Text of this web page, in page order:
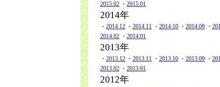
2015.02 ・ 2015.01
2014年
・ 2014.12 ・ 2014.11 ・ 2014.10 ・ 2014.09 ・
2014.02 ・ 2014.01
2013年
・ 2013.12 ・ 2013.11 ・ 2013.10 ・ 2013.09 ・
2013.02 ・ 2013.01
2012年